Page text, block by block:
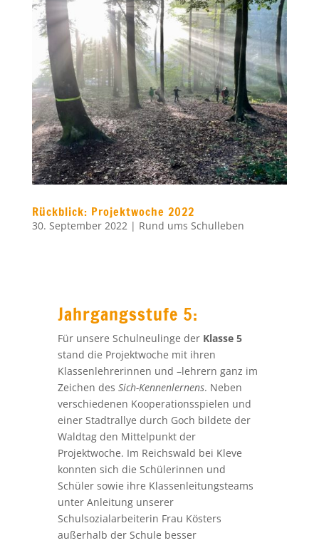
Rückblick: Projektwoche 2022
30. September 2022| Rund ums Schulleben
Jahrgangsstufe 5:
Für unsere Schulneulinge der Klasse 5
stand die Projektwoche mit ihren
Klassenlehrerinnen und –lehrern ganz im
Zeichen des Sich-Kennenlernens. Neben
verschiedenen Kooperationsspielen und
einer Stadtrallye durch Goch bildete der
Waldtag den Mittelpunkt der
Projektwoche. Im Reichswald bei Kleve
konnten sich die Schülerinnen und
Schüler sowie ihre Klassenleitungsteams
unter Anleitung unserer
Schulsozialarbeiterin Frau Kösters
außerhalb der Schule besser